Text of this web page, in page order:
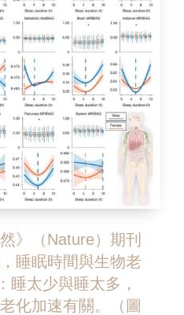
》（Nature）期刊
睡眠時間與生物老
睡太少與睡太多，
化加速有關。（圖